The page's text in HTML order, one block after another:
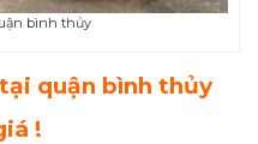
bình thủy
quận bình thủy
!